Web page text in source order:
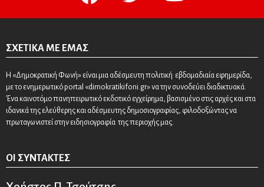
ΣΧΕΤΙΚΆ ΜΕ ΕΜΆΣ
Η «Δημοκρατική Φωνή» είναι μια αδέσμευτη πολιτική εβδομαδιαία εφημερίδα,
με το ενημερωτικό portal «dimokratikifoni.gr» να την συνοδεύει διαδικτυακά.
Ένα καινοτόμο πανηπειρωτικό εκδοτικό εγχείρημα, βασισμένο στις αρχές και στα
ιδανικά της ελεύθερης και αδέσμευτης δημοσιογραφίας, φιλοδοξώντας να
πρωταγωνιστεί στην ειδησιογραφία της περιοχής μας.
ΟΙ ΣΥΝΤΆΚΤΕΣ